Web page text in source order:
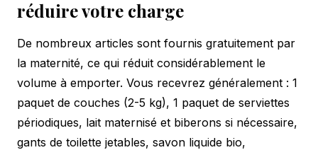
réduire votre charge
De nombreux articles sont fournis gratuitement par
la maternité, ce qui réduit considérablement le
volume à emporter. Vous recevrez généralement : 1
paquet de couches (2-5 kg), 1 paquet de serviettes
périodiques, lait maternisé et biberons si nécessaire,
gants de toilette jetables, savon liquide bio,